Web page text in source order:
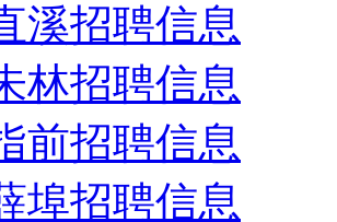
溪招聘信息
林招聘信息
前招聘信息
埠招聘信息